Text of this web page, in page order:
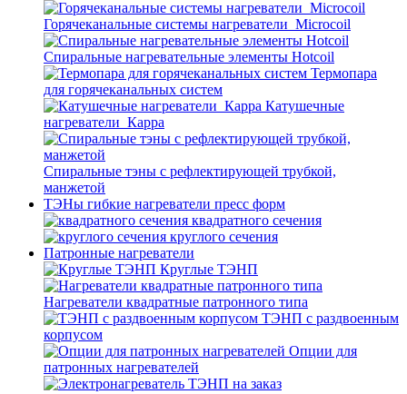
Горячеканальные системы нагреватели_Microcoil
Спиральные нагревательные элементы Hotcoil
Термопара
для горячеканальных систем
Катушечные
нагреватели_Карра
Спиральные тэны с рефлектирующей трубкой,
манжетой
ТЭНы гибкие нагреватели пресс форм
квадратного сечения
круглого сечения
Патронные нагреватели
Круглые ТЭНП
Нагреватели квадратные патронного типа
ТЭНП с раздвоенным
корпусом
Опции для
патронных нагревателей